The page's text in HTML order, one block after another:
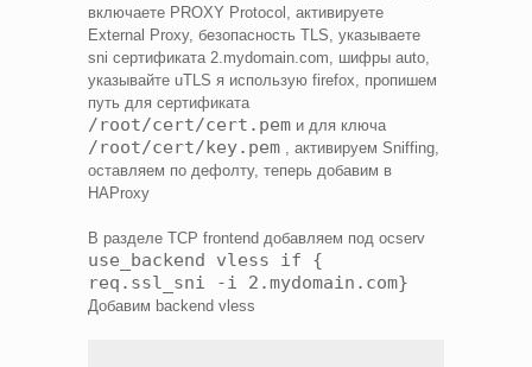
включаете PROXY Protocol, активируете
External Proxy, безопасность TLS, указываете
sni сертификата 2.mydomain.com, шифры auto,
указывайте uTLS я использую firefox, пропишем
путь для сертификата
/root/cert/cert.pem и для ключа
/root/cert/key.pem , активируем Sniffing,
оставляем по дефолту, теперь добавим в
HAProxy
В разделе TCP frontend добавляем под ocserv
use_backend vless if {
req.ssl_sni -i 2.mydomain.com}
Добавим backend vless